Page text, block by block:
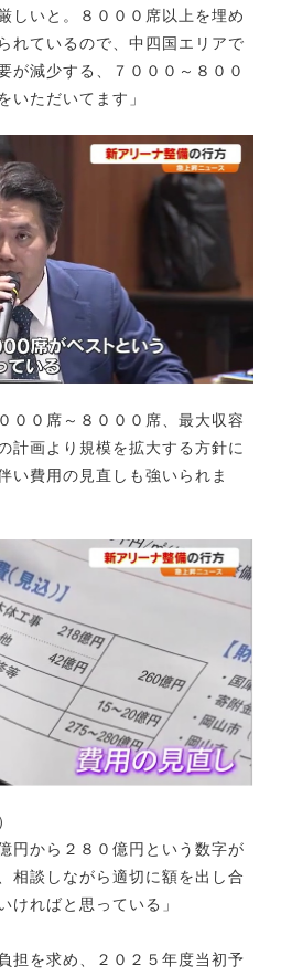
しいと。８０００席以上を埋め
れているので、中四国エリアで
が減少する、７０００～８００
いただいてます」
００席～８０００席、最大収容
計画より規模を拡大する方針に
い費用の見直しも強いられま
円から２８０億円という数字が
相談しながら適切に額を出し合
ければと思っている」
担を求め、２０２５年度当初予